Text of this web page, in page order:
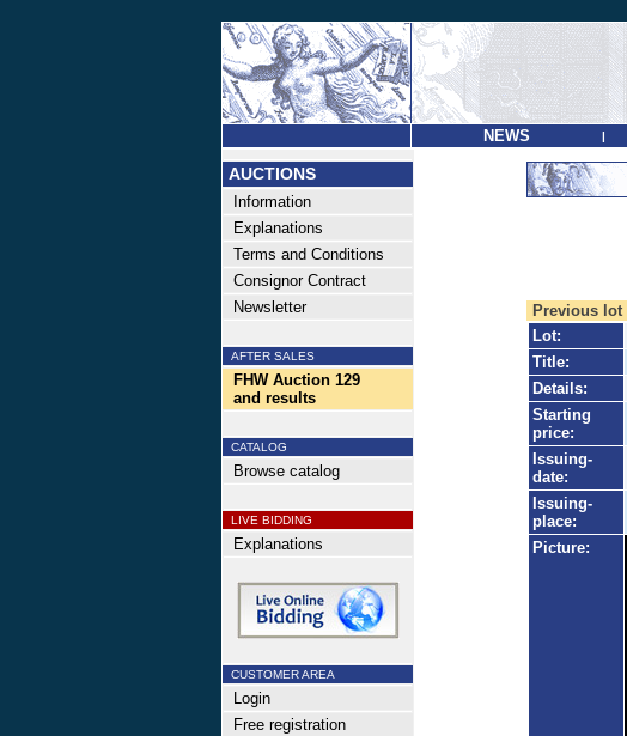
NEWS |
AUCTIONS
Information
Explanations
Terms and Conditions
Consignor Contract
Newsletter
AFTER SALES
FHW Auction 129
and results
CATALOG
Browse catalog
LIVE BIDDING
Explanations
CUSTOMER AREA
Login
Free registration
Previous lot
Lot:
Title:
Details:
Starting
price:
Issuing-
date:
Issuing-
place:
Picture: